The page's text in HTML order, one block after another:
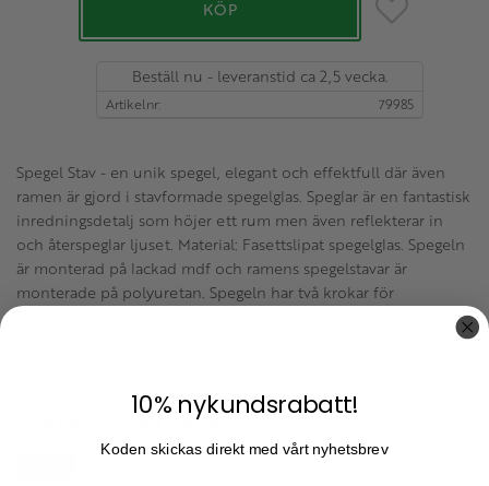
KÖP
Beställ nu - leveranstid ca 2,5 vecka.
Artikelnr 79985
Spegel Stav - en unik spegel, elegant och effektfull där även
ramen är gjord i stavformade spegelglas. Speglar är en fantastisk
inredningsdetalj som höjer ett rum men även reflekterar in
och återspeglar ljuset. Material: Fasettslipat spegelglas. Spegeln
är monterad på lackad mdf och ramens spegelstavar är
monterade på polyuretan. Spegeln har två krokar för
PERFECT PARTNERS
10% nykundsrabatt!
Koden skickas direkt med vårt nyhetsbrev